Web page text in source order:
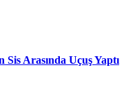
Arasında Uçuş Yaptı